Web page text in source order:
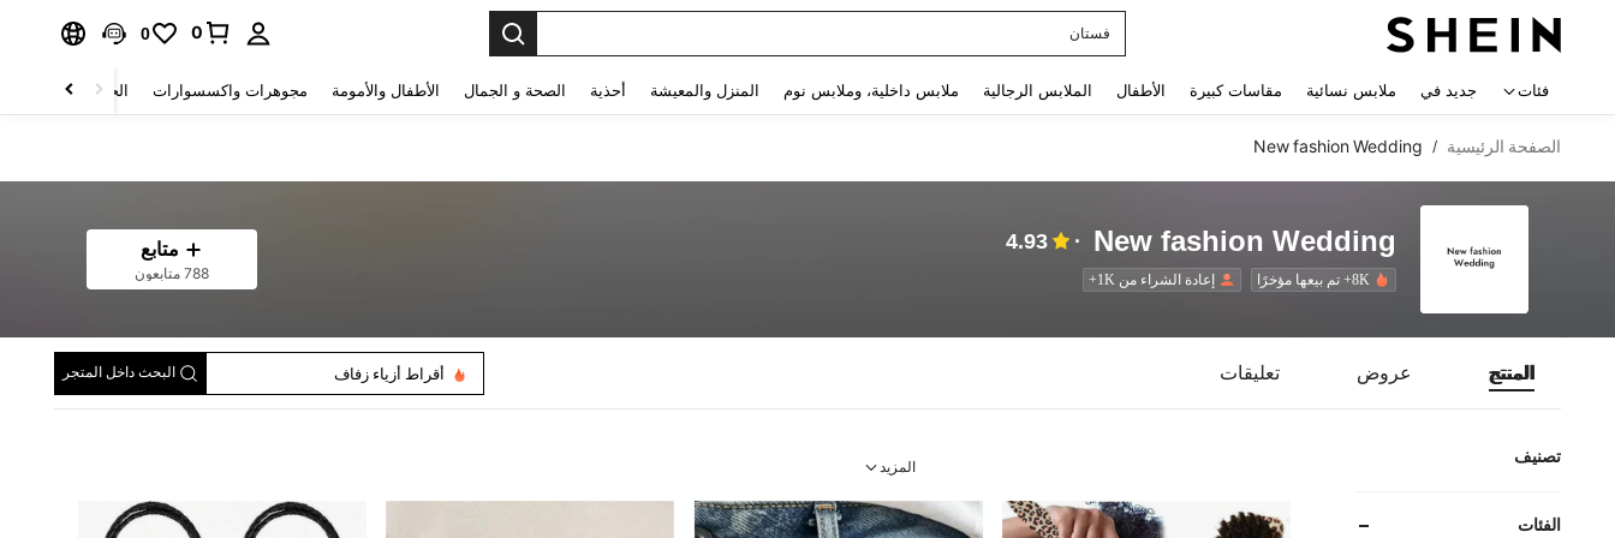
Squishy
0
0
فئات جديد في ملابس نسائية مقاسات كبيرة الأطفال الملابس الرجالية ملابس داخلية، وملابس نوم المنزل والمعيشة أحذية الصحة و الجمال الأطفال والأمومة مجوهرات واكسسوارات الحقائب والأمتعة
الصفحة الرئيسية /
New fashion Wedding
New fashion Wedding
4.93
8K+ تم بيعها مؤخرًا إعادة الشراء من 1K+
متابع
788 متابعون
المنتج عروض تعليقات أقراط أزياء زفاف البحث داخل المتجر
تصنيف
الفئات
المزيد